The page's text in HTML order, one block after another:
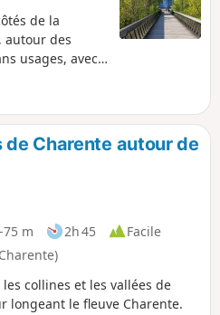
de la
autour des
usages, avec
long du quai
de Charente autour de
-75 m 2h 45
Facile
collines et les vallées de
longeant le fleuve Charente.